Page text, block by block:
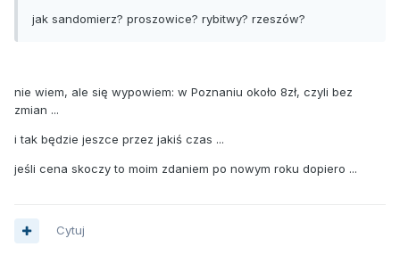
jak sandomierz? proszowice? rybitwy? rzeszów?
nie wiem, ale się wypowiem: w Poznaniu około 8zł, czyli bez
zmian ...
i tak będzie jeszce przez jakiś czas ...
jeśli cena skoczy to moim zdaniem po nowym roku dopiero ...
Cytuj